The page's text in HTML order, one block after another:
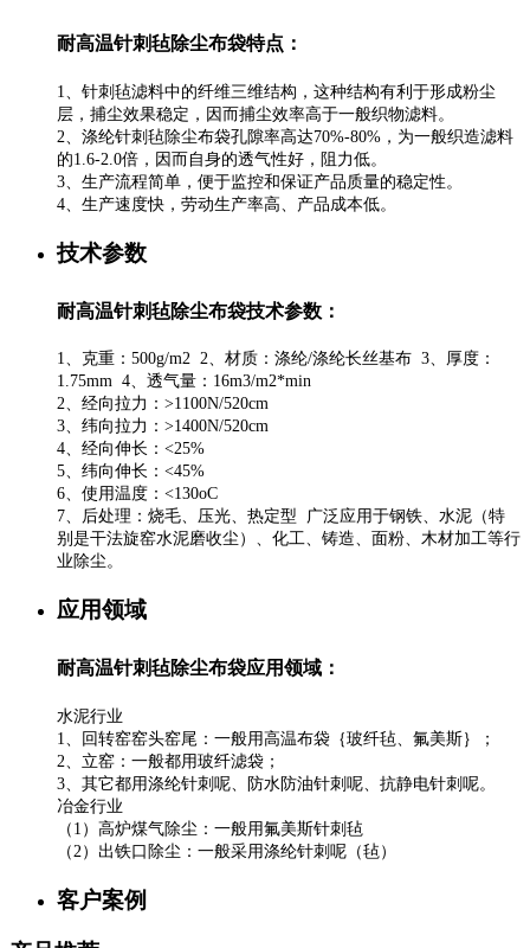
耐高温针刺毡除尘布袋特点：
1、针刺毡滤料中的纤维三维结构，这种结构有利于形成粉尘
层，捕尘效果稳定，因而捕尘效率高于一般织物滤料。
2、涤纶针刺毡除尘布袋孔隙率高达70%-80%，为一般织造滤料
的1.6-2.0倍，因而自身的透气性好，阻力低。
3、生产流程简单，便于监控和保证产品质量的稳定性。
4、生产速度快，劳动生产率高、产品成本低。
技术参数
耐高温针刺毡除尘布袋技术参数 ：
1、克重：500g/m2 2、材质：涤纶/涤纶长丝基布 3、厚度：
1.75mm 4、透气量：16m3/m2*min
2、经向拉力：>1100N/520cm
3、纬向拉力：>1400N/520cm
4、经向伸长：<25%
5、纬向伸长：<45%
6、使用温度：<130oC
7、后处理：烧毛、压光、热定型 广泛应用于钢铁、水泥（特
别是干法旋窑水泥磨收尘）、化工、铸造、面粉、木材加工等行
业除尘。
应用领域
耐高温针刺毡除尘布袋应用领域：
水泥行业
1、回转窑窑头窑尾：一般用高温布袋｛玻纤毡、氟美斯｝；
2、立窑：一般都用玻纤滤袋；
3、其它都用涤纶针刺呢、防水防油针刺呢、抗静电针刺呢。
冶金行业
（1）高炉煤气除尘：一般用氟美斯针刺毡
（2）出铁口除尘：一般采用涤纶针刺呢（毡）
客户案例